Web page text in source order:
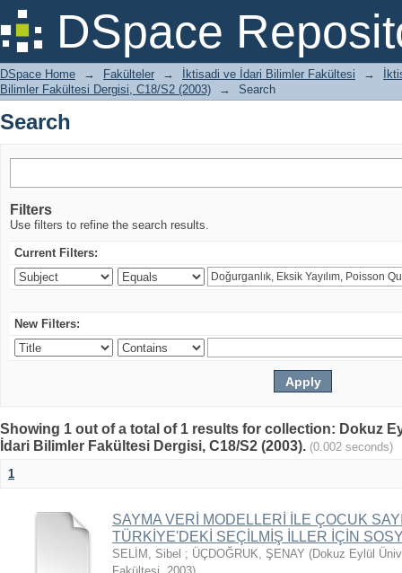
DSpace
Search
DSpace Home → Fakülteler → İktisadi ve İdari Bilimler Fakültesi →
Bilimler Fakültesi Dergisi, C18/S2 (2003)
→ Search
Search
Filters
Use filters to refine the search results.
Current Filters:
New Filters:
Showing 1 out of a total of 1 results for collection: Dokuz
İdari Bilimler Fakültesi Dergisi, C18/S2 (2003). (0.002 seconds)
1
SAYMA VERİ MODELLERİ İLE ÇOCUK
TÜRKİYE'DEKİ SEÇİLMİŞ İLLER İÇİN
SELİM, Sibel ; ÜÇDOĞRUK, ŞENAY (Dokuz Eylül